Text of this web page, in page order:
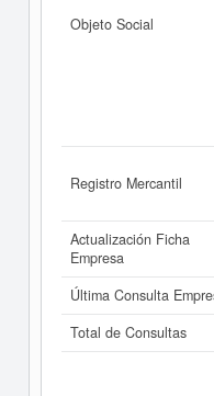
Objeto Social
Registro Mercantil
Actualización Ficha
Empresa
Última Consulta
Total de Consultas